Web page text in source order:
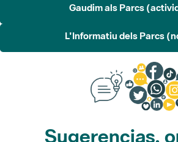
Gaudim als Parcs
L'Informatiu dels Parcs
Sugerencias,